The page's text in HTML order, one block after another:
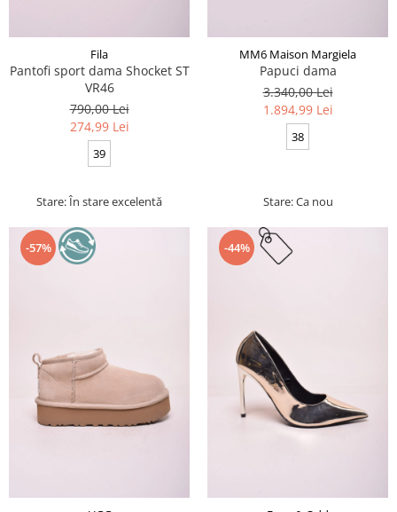
Fila
Pantofi sport dama Shocket ST
VR46
790,00 Lei
274,99 Lei
39
Stare: În stare excelentă
MM6 Maison Margiela
Papuci dama
3.340,00 Lei
1.894,99 Lei
38
Stare: Ca nou
-57% -44%